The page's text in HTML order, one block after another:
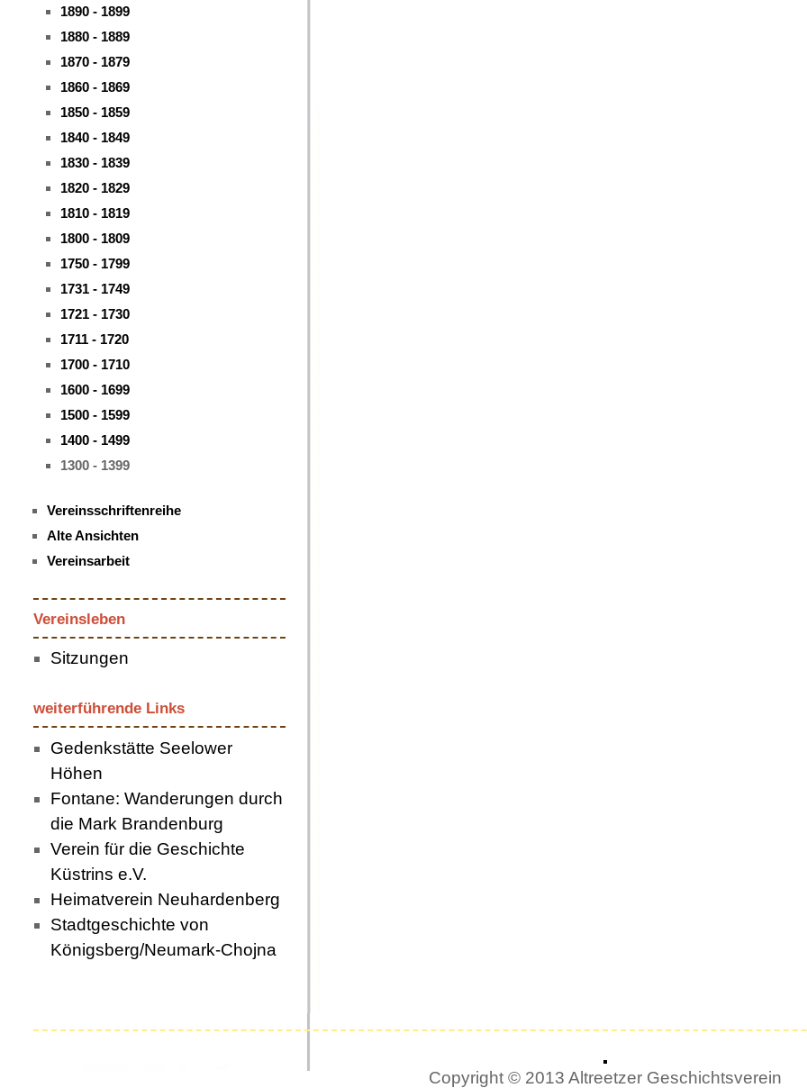
1890 - 1899
1880 - 1889
1870 - 1879
1860 - 1869
1850 - 1859
1840 - 1849
1830 - 1839
1820 - 1829
1810 - 1819
1800 - 1809
1750 - 1799
1731 - 1749
1721 - 1730
1711 - 1720
1700 - 1710
1600 - 1699
1500 - 1599
1400 - 1499
1300 - 1399
Vereinsschriftenreihe
Alte Ansichten
Vereinsarbeit
Vereinsleben
Sitzungen
weiterführende Links
Gedenkstätte Seelower
Höhen
Fontane: Wanderungen durch
die Mark Brandenburg
Verein für die Geschichte
Küstrins e.V.
Heimatverein Neuhardenberg
Stadtgeschichte von
Königsberg/Neumark-Chojna
Copyright © 2013 Altreetzer Geschichtsverein